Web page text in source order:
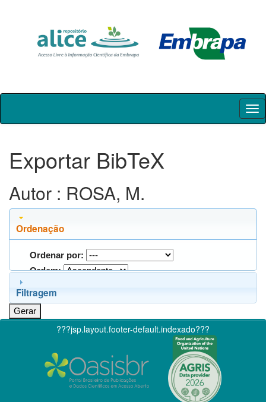
Skip
Exportar BibTeX
Autor : ROSA, M.
Ordenação
Ordenar por:
Ordem:
Filtragem
???jsp.layout.footer-default.indexado???